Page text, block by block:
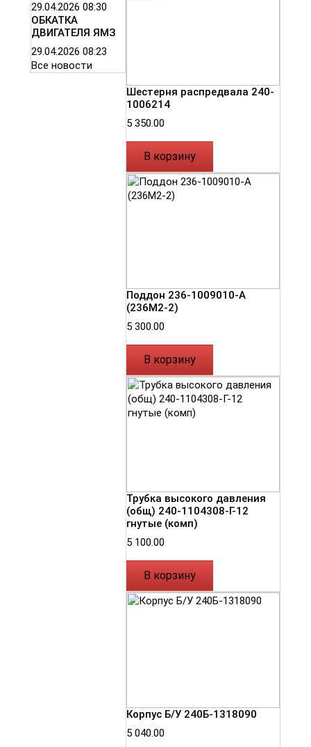
29.04.2026 08:30
ОБКАТКА
ДВИГАТЕЛЯ ЯМЗ
29.04.2026 08:23
Все новости
Шестерня распредвала 240-
1006214
5 350.00
В корзину
Поддон 236-1009010-А
(236М2-2)
5 300.00
В корзину
Трубка высокого давления
(общ) 240-1104308-Г-12
гнутые (комп)
5 100.00
В корзину
Корпус Б/У 240Б-1318090
5 040.00